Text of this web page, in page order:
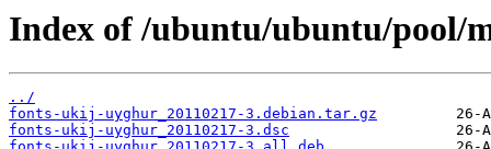
Index of /ubuntu/ubuntu/pool/
../
fonts-ukij-uyghur_20110217-3.debian.tar.gz
fonts-ukij-uyghur_20110217-3.dsc